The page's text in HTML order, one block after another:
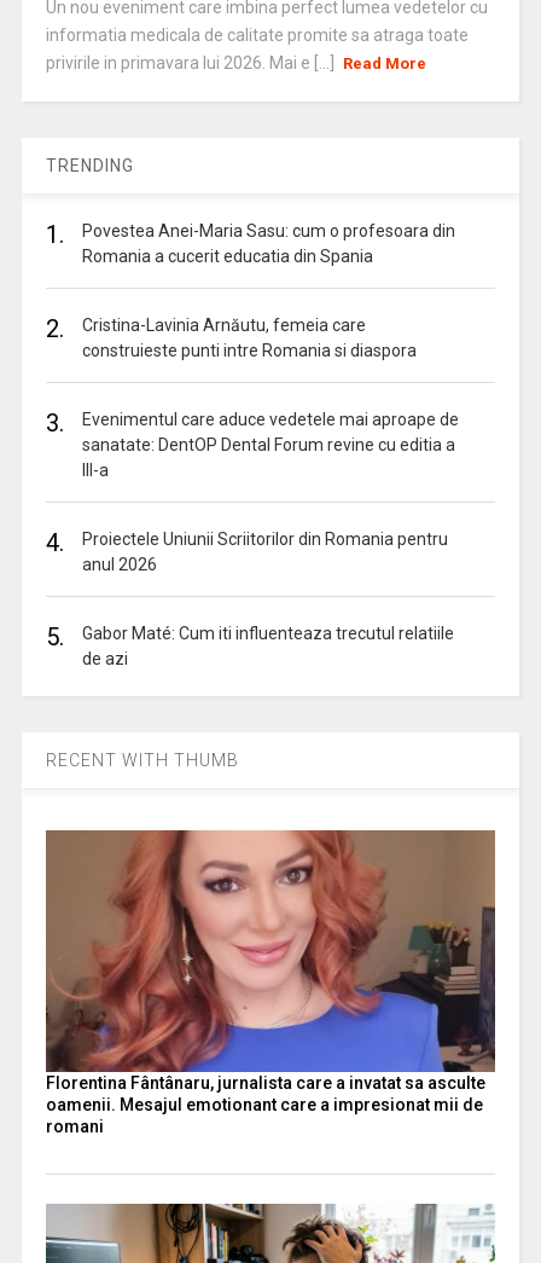
Un nou eveniment care imbina perfect lumea vedetelor cu
informatia medicala de calitate promite sa atraga toate
privirile in primavara lui 2026. Mai e [...]
Read More
TRENDING
1.
Povestea Anei-Maria Sasu: cum o profesoara din
Romania a cucerit educatia din Spania
2.
Cristina-Lavinia Arnăutu, femeia care
construieste punti intre Romania si diaspora
3.
Evenimentul care aduce vedetele mai aproape de
sanatate: DentOP Dental Forum revine cu editia a
III-a
4.
Proiectele Uniunii Scriitorilor din Romania pentru
anul 2026
5.
Gabor Maté: Cum iti influenteaza trecutul relatiile
de azi
RECENT WITH THUMB
Florentina Fântânaru, jurnalista care a invatat sa asculte
oamenii. Mesajul emotionant care a impresionat mii de
romani